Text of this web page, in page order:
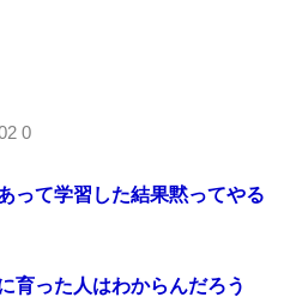
0
って学習した結果黙ってやる
育った人はわからんだろう